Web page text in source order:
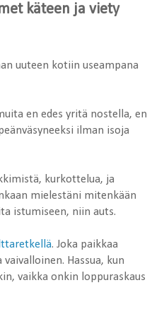
käteen ja viety
uuteen kotiin useampana
en edes yritä nostella, en
ilman isoja
kurkottelua, ja
mielestäni mitenkään
istumiseen, niin auts.
. Joka paikkaa
Hassua, kun
vaikka onkin loppuraskaus